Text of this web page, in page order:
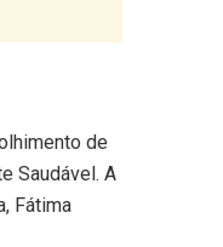
de
Saudável. A
Fátima